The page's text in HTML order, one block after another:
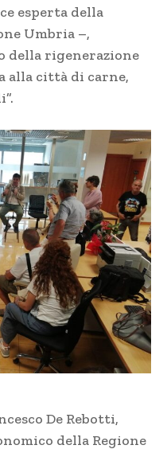
esperta della
Umbria –,
della rigenerazione
alla città di carne,
De Rebotti,
della Regione